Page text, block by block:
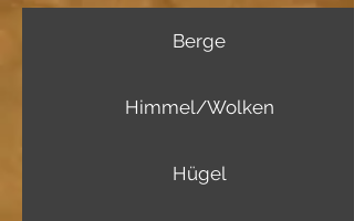
Berge
Himmel/Wolken
Hügel